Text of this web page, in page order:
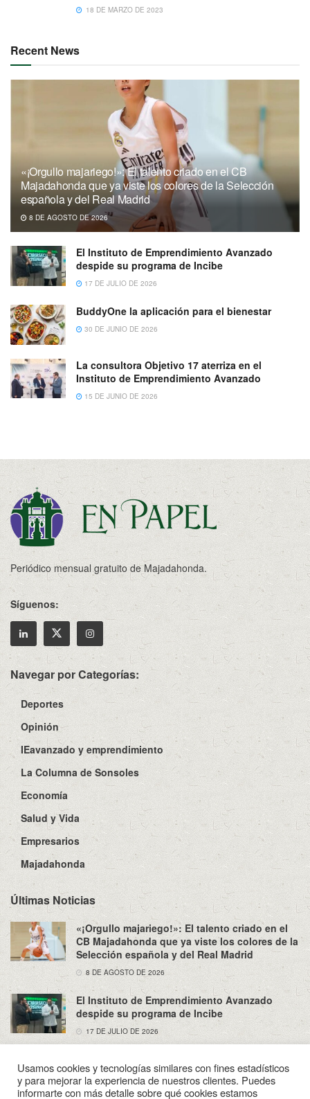
18 DE MARZO DE 2023
Recent News
«¡Orgullo majariego!»: El talento criado en el CB
Majadahonda que ya viste los colores de la Selección
española y del Real Madrid
8 DE AGOSTO DE 2026
El Instituto de Emprendimiento Avanzado
despide su programa de Incibe
17 DE JULIO DE 2026
BuddyOne la aplicación para el bienestar
30 DE JUNIO DE 2026
La consultora Objetivo 17 aterriza en el
Instituto de Emprendimiento Avanzado
15 DE JUNIO DE 2026
Periódico mensual gratuito de Majadahonda.
Síguenos:
Navegar por Categorías:
Deportes
Opinión
IEavanzado y emprendimiento
La Columna de Sonsoles
Economía
Salud y Vida
Empresarios
Majadahonda
Últimas Noticias
«¡Orgullo majariego!»: El talento criado en el
CB Majadahonda que ya viste los colores de la
Selección española y del Real Madrid
8 DE AGOSTO DE 2026
El Instituto de Emprendimiento Avanzado
despide su programa de Incibe
17 DE JULIO DE 2026
Usamos cookies y tecnologías similares con fines estadísticos
y para mejorar la experiencia de nuestros clientes. Puedes
informarte con más detalle sobre qué cookies estamos